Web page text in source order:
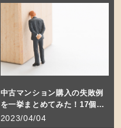
中古マンション購入の失敗例
を一挙まとめてみた！17個の
事例
2023/04/04